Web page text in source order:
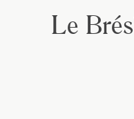
Le